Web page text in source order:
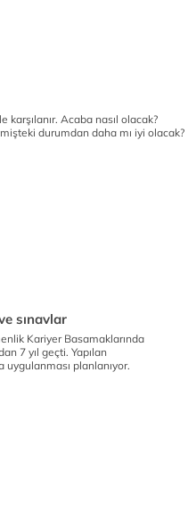
Acaba nasıl olacak?
durumdan daha mı iyi olacak?
sınavlar
Kariyer Basamaklarında
7 yıl geçti. Yapılan
planlanıyor.